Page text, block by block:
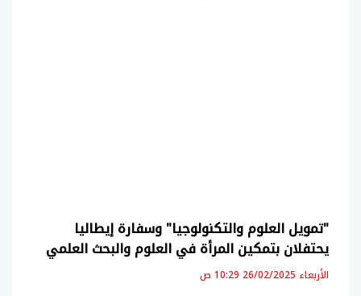
"تمويل العلوم والتكنولوجيا" وسفارة إيطاليا
يحتفلان بتمكين المرأة في العلوم والبحث العلمي
الأربعاء 26/02/2025 10:29 ص